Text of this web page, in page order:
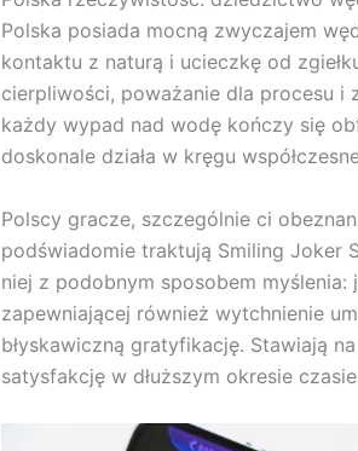
Polska posiada mocną zwyczajem
kontaktu z naturą i ucieczkę od
cierpliwości, poważanie dla procesu
każdy wypad nad wodę kończy się
doskonale działa w kręgu
Polscy gracze, szczególnie ci
podświadomie traktują Smiling Joker
niej z podobnym sposobem
zapewniającej również wytchnienie
błyskawiczną gratyfikację. Stawiają
satysfakcję w dłuższym okresie